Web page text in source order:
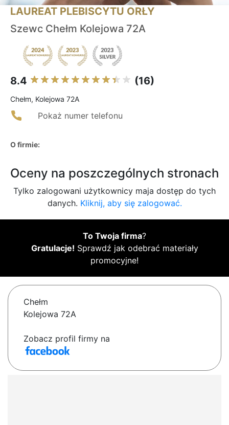
LAUREAT PLEBISCYTU ORŁY
Szewc Chełm Kolejowa 72A
8.4 (16)
Chełm, Kolejowa 72A
Pokaż numer telefonu
O firmie:
Oceny na poszczególnych stronach
Tylko zalogowani użytkownicy maja dostęp do tych
danych. Kliknij, aby się zalogować.
To Twoja firma?
Gratulacje! Sprawdź jak odebrać materiały
promocyjne!
Chełm
Kolejowa 72A
Zobacz profil firmy na